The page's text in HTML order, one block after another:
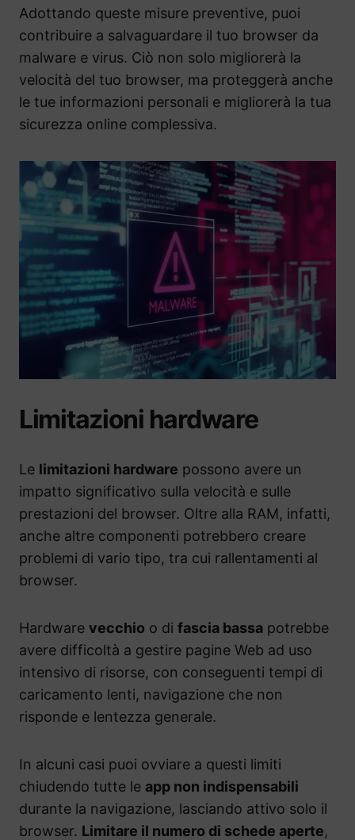
Adottando queste misure preventive, puoi
contribuire a salvaguardare il tuo browser da
malware e virus. Ciò non solo migliorerà la
velocità del tuo browser, ma proteggerà anche
le tue informazioni personali e migliorerà la tua
sicurezza online complessiva.
Limitazioni hardware
Le limitazioni hardware possono avere un
impatto significativo sulla velocità e sulle
prestazioni del browser. Oltre alla RAM, infatti,
anche altre componenti potrebbero creare
problemi di vario tipo, tra cui rallentamenti al
browser.
Hardware vecchio o di fascia bassa potrebbe
avere difficoltà a gestire pagine Web ad uso
intensivo di risorse, con conseguenti tempi di
caricamento lenti, navigazione che non
risponde e lentezza generale.
In alcuni casi puoi ovviare a questi limiti
chiudendo tutte le app non indispensabili
durante la navigazione, lasciando attivo solo il
browser. Limitare il numero di schede aperte,